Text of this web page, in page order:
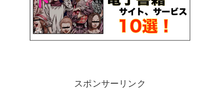
スポンサーリンク